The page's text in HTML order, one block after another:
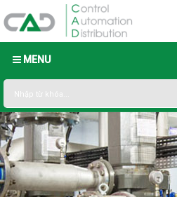
MENU